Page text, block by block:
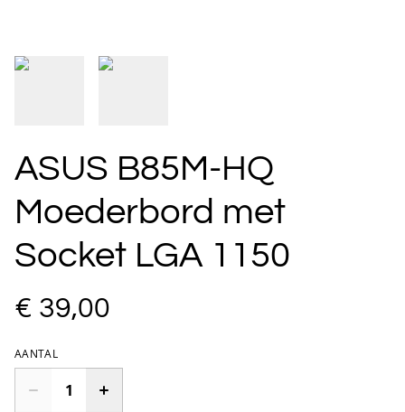
ASUS B85M-HQ
Moederbord met
Socket LGA 1150
€ 39,00
AANTAL